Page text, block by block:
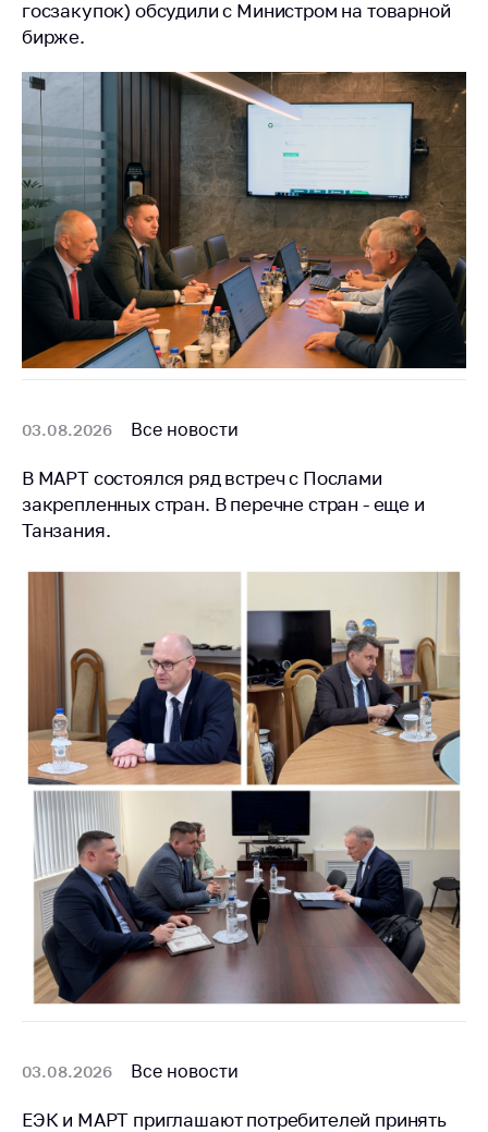
Общественное
обсуждение
проектов
Маркировка
товаров
Упрощение условий
ведения бизнеса
Рекомендации по
предотвращению
распространения
COVID-19 для
субъектов торговли,
общественного
вопросам
антимонопольного
регулирования и
конкурентной
политики
госзакупок) обсудили с Министром на товарной
бирже.
03.08.2026 Все новости
В МАРТ состоялся ряд встреч с Послами
закрепленных стран. В перечне стран - еще и
Танзания.
03.08.2026 Все новости
ЕЭК и МАРТ приглашают потребителей принять